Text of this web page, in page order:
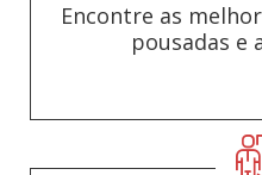
Encontre as
pousadas e